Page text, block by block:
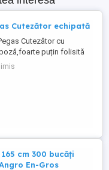
Cutezător echipată
Cutezător cu
puțin folisită
noi
cm 300 bucăți
En-Gros